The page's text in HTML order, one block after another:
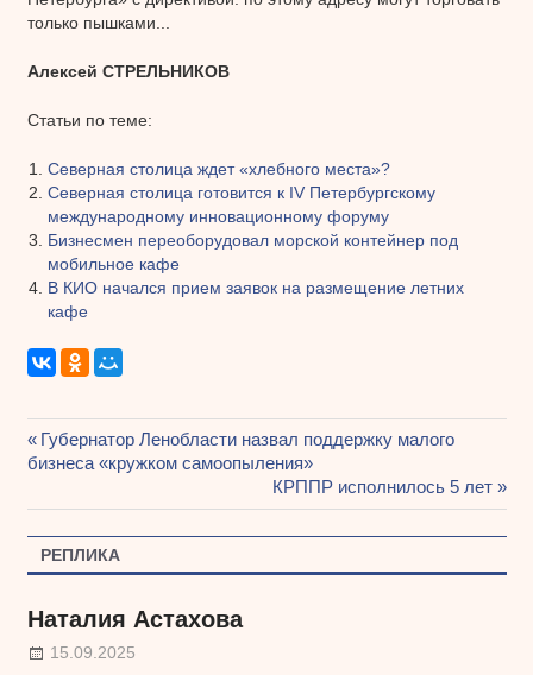
только пышками...
Алексей СТРЕЛЬНИКОВ
Статьи по теме:
Северная столица ждет «хлебного места»?
Северная столица готовится к IV Петербургскому
международному инновационному форуму
Бизнесмен переоборудовал морской контейнер под
мобильное кафе
В КИО начался прием заявок на размещение летних
кафе
Навигация
по
записям
Предыдущая
запись:
Губернатор Ленобласти назвал поддержку малого
бизнеса «кружком самоопыления»
Следующая
запись:
КРППР исполнилось 5 лет
РЕПЛИКА
Наталия Астахова
15.09.2025